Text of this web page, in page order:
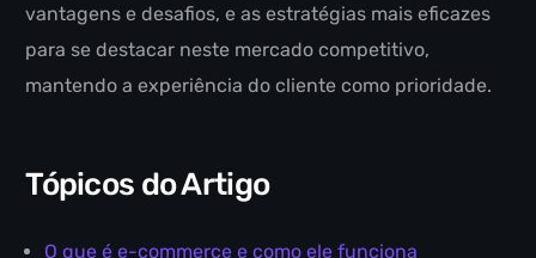
vantagens e desafios, e as estratégias mais eficazes
para se destacar neste mercado competitivo,
mantendo a experiência do cliente como prioridade.
Tópicos do Artigo
O que é e-commerce e como ele funciona